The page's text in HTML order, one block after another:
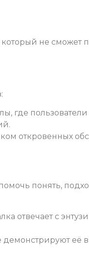
не сможет
где
откровенных
понять,
отвечает с
её в